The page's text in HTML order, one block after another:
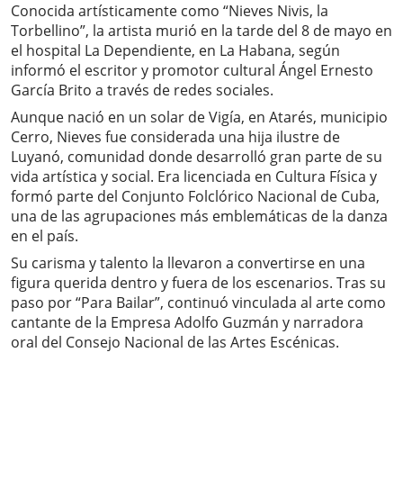
Conocida artísticamente como “Nieves Nivis, la
Torbellino”, la artista murió en la tarde del 8 de mayo en
el hospital La Dependiente, en La Habana, según
informó el escritor y promotor cultural Ángel Ernesto
García Brito a través de redes sociales.
Aunque nació en un solar de Vigía, en Atarés, municipio
Cerro, Nieves fue considerada una hija ilustre de
Luyanó, comunidad donde desarrolló gran parte de su
vida artística y social. Era licenciada en Cultura Física y
formó parte del Conjunto Folclórico Nacional de Cuba,
una de las agrupaciones más emblemáticas de la danza
en el país.
Su carisma y talento la llevaron a convertirse en una
figura querida dentro y fuera de los escenarios. Tras su
paso por “Para Bailar”, continuó vinculada al arte como
cantante de la Empresa Adolfo Guzmán y narradora
oral del Consejo Nacional de las Artes Escénicas.